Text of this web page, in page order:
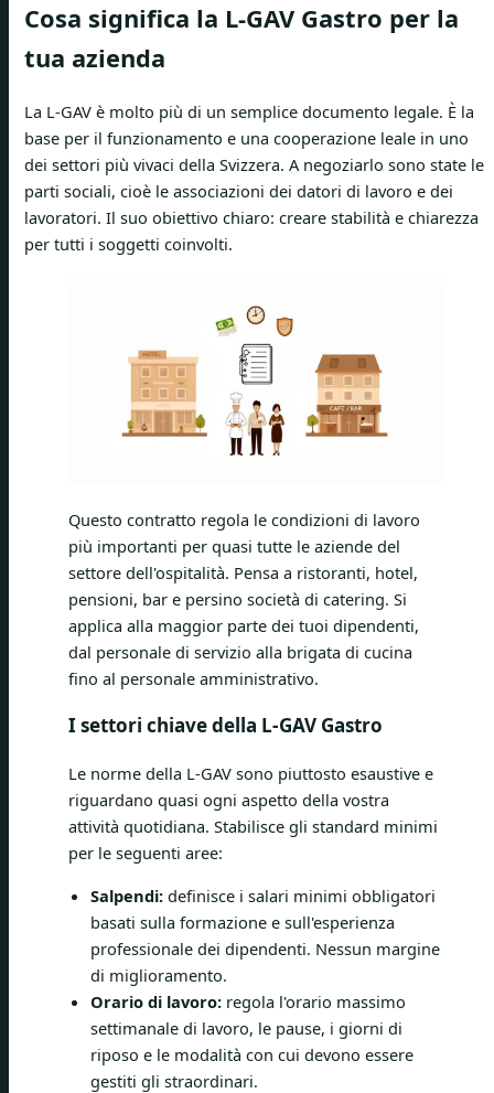
Cosa significa la L-GAV Gastro per la
tua azienda
La L-GAV è molto più di un semplice documento legale. È la
base per il funzionamento e una cooperazione leale in uno
dei settori più vivaci della Svizzera. A negoziarlo sono state le
parti sociali, cioè le associazioni dei datori di lavoro e dei
lavoratori. Il suo obiettivo chiaro: creare stabilità e chiarezza
per tutti i soggetti coinvolti.
Questo contratto regola le condizioni di lavoro
più importanti per quasi tutte le aziende del
settore dell'ospitalità. Pensa a ristoranti, hotel,
pensioni, bar e persino società di catering. Si
applica alla maggior parte dei tuoi dipendenti,
dal personale di servizio alla brigata di cucina
fino al personale amministrativo.
I settori chiave della L-GAV Gastro
Le norme della L-GAV sono piuttosto esaustive e
riguardano quasi ogni aspetto della vostra
attività quotidiana. Stabilisce gli standard minimi
per le seguenti aree:
Salpendi: definisce i salari minimi obbligatori
basati sulla formazione e sull'esperienza
professionale dei dipendenti. Nessun margine
di miglioramento.
Orario di lavoro: regola l'orario massimo
settimanale di lavoro, le pause, i giorni di
riposo e le modalità con cui devono essere
gestiti gli straordinari.